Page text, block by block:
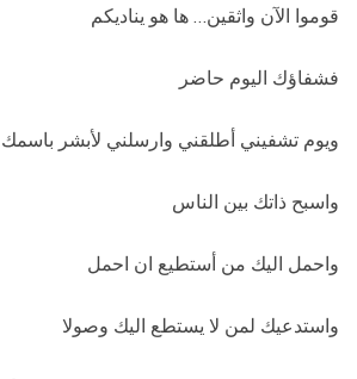
قوموا الآن واثقين… ها هو يناديكم
فشفاؤك اليوم حاضر
ويوم تشفيني أطلقني وارسلني لأبشر
واسبح ذاتك بين الناس
واحمل اليك من أستطيع ان احمل
واستدعيك لمن لا يستطع اليك وصولا